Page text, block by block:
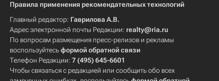
Правила применения рекомендательных технологий
Главный редактор: Гаврилова А.В.
Адрес электронной почты Редакции: realty@ria.ru
По вопросам размещения пресс-релизов и рекламы
воспользуйтесьформой обратной связи
Телефон Редакции: 7 (495) 645-6601
Чтобы связаться с редакцией или сообщить обо всех